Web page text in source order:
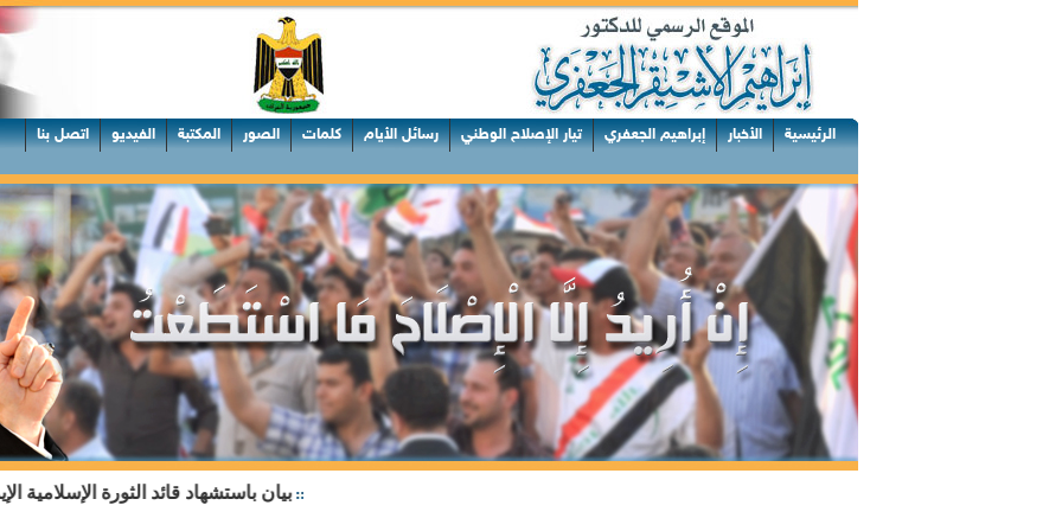
الرئيسية الأخبار إبراهيم الجعفري تيار الإصلاح الوطني رسائل الأيام كلمات الصور المكتبة الفيديو اتصل بنا
بيان باستشهاد قائد الثورة الإسلامية الإيرانية